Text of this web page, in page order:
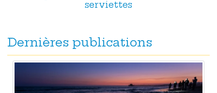
serviettes
Dernières publications